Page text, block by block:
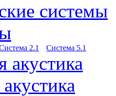
системы
2.1 Система 5.1
акустика